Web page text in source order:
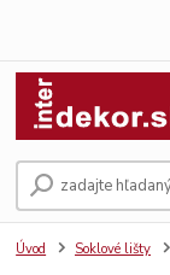
Úvod Soklové lišty